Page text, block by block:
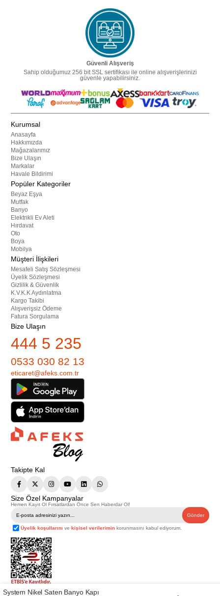
Güvenli Alışveriş
Sahip olduğumuz 256 bit SSL sertifikası ile online alışverişlerinizi
güvenle yapabilirsiniz.
Kurumsal
Anasayfa
Hakkımızda
Mağazalarımız
Bize Ulaşın
Markalar
Havale Bildirimi
Popüler Kategoriler
Beyaz Eşya
Mutfak
Banyo
Elektrikli Ev Aleti
Hırdavat
Oto
Boya
Mobilya
Müşteri İlişkileri
Mesafeli Satış Sözleşmesi
Üyelik Sözleşmesi
Gizlilik & Güvenlik
K.V.K.K Aydınlatma
Kargo Takibi
Alışverişsiz Ödeme
Fatura Sorgulama
Bize Ulaşın
444 5 235
0533 030 82 13
eticaret@afeks.com.tr
Takipte Kal
Size Özel Kampanyalar
Hemen Kayıt Ol Fırsatlardan Önce Sen Haberdar Ol!
Gönder
Üyelik koşullarını vekişisel verilerimin korunmasını kabul ediyorum.
System Nikel Saten Banyo Kapı